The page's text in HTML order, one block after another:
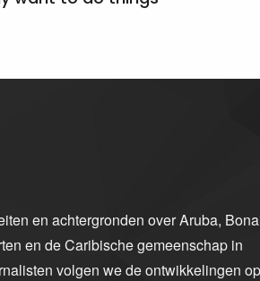
en achtergronden over Aruba,
en de Caribische gemeenschap in
volgen we de ontwikkelingen